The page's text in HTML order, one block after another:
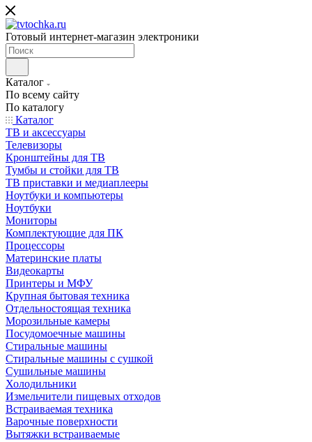
Готовый интернет-магазин электроники
Каталог
По всему сайту
По каталогу
Каталог
ТВ и аксессуары
Телевизоры
Кронштейны для ТВ
Тумбы и стойки для ТВ
ТВ приставки и медиаплееры
Ноутбуки и компьютеры
Ноутбуки
Мониторы
Комплектующие для ПК
Процессоры
Материнские платы
Видеокарты
Принтеры и МФУ
Крупная бытовая техника
Отдельностоящая техника
Морозильные камеры
Посудомоечные машины
Стиральные машины
Стиральные машины с сушкой
Сушильные машины
Холодильники
Измельчители пищевых отходов
Встраиваемая техника
Варочные поверхности
Вытяжки встраиваемые